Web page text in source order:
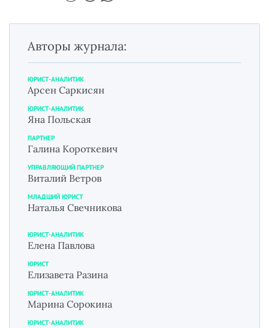
Авторы журнала:
ЮРИСТ-АНАЛИТИК
Арсен Саркисян
ЮРИСТ-АНАЛИТИК
Яна Польская
ПАРТНЕР
Галина Короткевич
УПРАВЛЯЮЩИЙ ПАРТНЕР
Виталий Ветров
МЛАДШИЙ ЮРИСТ
Наталья Свечникова
ЮРИСТ-АНАЛИТИК
Елена Павлова
ЮРИСТ
Елизавета Разина
ЮРИСТ-АНАЛИТИК
Марина Сорокина
ЮРИСТ-АНАЛИТИК